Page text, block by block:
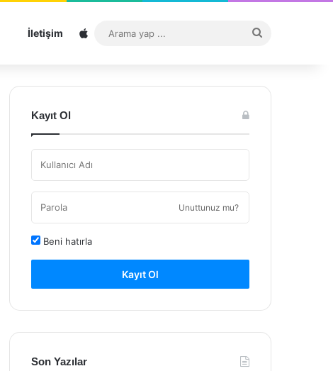
İletişim Sitemap
...
Kayıt Ol
Unuttunuz mu?
Beni hatırla
Kayıt Ol
Son Yazılar